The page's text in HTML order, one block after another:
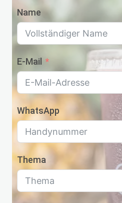
Name
E-Mail
WhatsApp
Thema